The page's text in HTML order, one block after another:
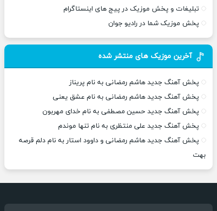
تبلیغات و پخش موزیک در پیج های اینستاگرام
پخش موزیک شما در رادیو جوان
آخرین موزیک های منتشر شده
پخش آهنگ جدید هاشم رمضانی به نام پریناز
پخش آهنگ جدید هاشم رمضانی به نام عشق یعنی
پخش آهنگ جدید حسین مصطفی به نام خدای مهربون
پخش آهنگ جدید علی منتظری به نام تنها موندم
پخش آهنگ جدید هاشم رمضانی و داوود استار به نام دلم قرصه
بهت